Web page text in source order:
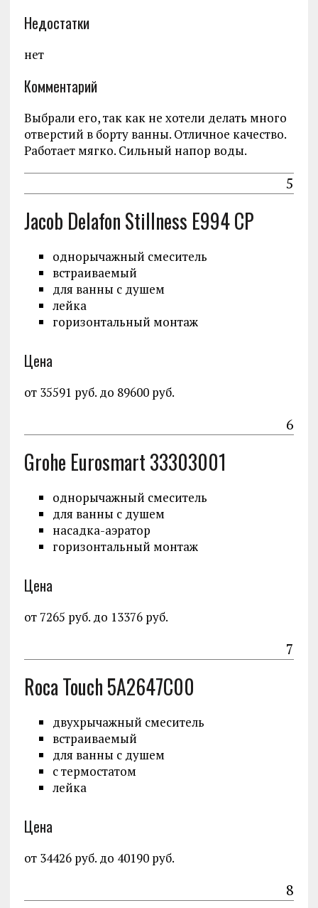
Недостатки
нет
Комментарий
Выбрали его, так как не хотели делать много
отверстий в борту ванны. Отличное качество.
Работает мягко. Сильный напор воды.
5
Jacob Delafon Stillness E994 CP
однорычажный смеситель
встраиваемый
для ванны с душем
лейка
горизонтальный монтаж
Цена
от 35591 руб. до 89600 руб.
6
Grohe Eurosmart 33303001
однорычажный смеситель
для ванны с душем
насадка-аэратор
горизонтальный монтаж
Цена
от 7265 руб. до 13376 руб.
7
Roca Touch 5A2647C00
двухрычажный смеситель
встраиваемый
для ванны с душем
с термостатом
лейка
Цена
от 34426 руб. до 40190 руб.
8